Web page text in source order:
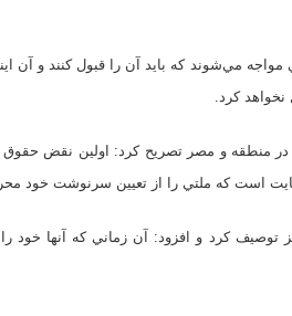
مواجه مي‌شوند كه بايد آن را قبول كنند و آن
كرد.
منطقه و مصر تصريح كرد: اولين نقض
است كه ملتي را از تعيين سرنوشت خود
توصيف كرد و افزود: آن زماني كه آنها خود